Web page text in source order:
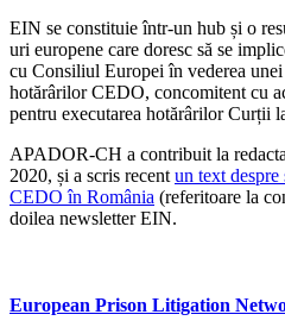
EIN se constituie într-un hub și o
uri europene care doresc să se
cu Consiliul Europei în vederea
hotărârilor CEDO, concomitent cu
pentru executarea hotărârilor Curții
APADOR-CH a contribuit la
2020, și a scris recent un text
CEDO în România (referitoare la
doilea newsletter EIN.
European Prison Litigation